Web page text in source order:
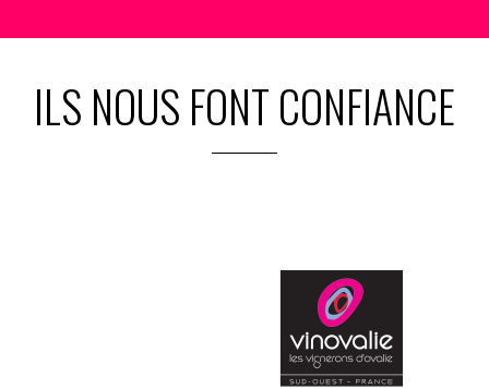
ILS NOUS FONT CONFIANCE